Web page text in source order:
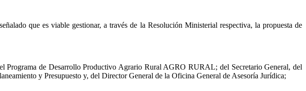
que es viable gestionar, a través de la Resolución Ministerial respectiva, la propuesta de
de Desarrollo Productivo Agrario Rural AGRO RURAL; del Secretario General, del
y Presupuesto y, del Director General de la Oficina General de Asesoría Jurídica;